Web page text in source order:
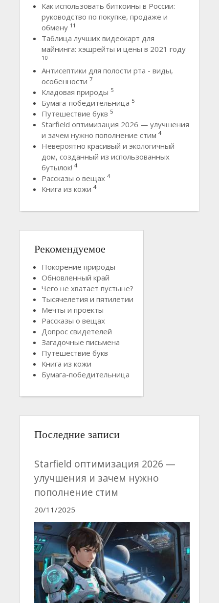
Как использовать биткоины в России:
руководство по покупке, продаже и
обмену 11
Таблица лучших видеокарт для
майнинга: хэшрейты и цены в 2021 году
10
Антисептики для полости рта - виды,
особенности 7
Кладовая природы 5
Бумага-победительница 5
Путешествие букв 5
Starfield оптимизация 2026 — улучшения
и зачем нужно пополнение стим 4
Невероятно красивый и экологичный
дом, созданный из использованных
бутылок! 4
Рассказы о вещах 4
Книга из кожи 4
Рекомендуемое
Покорение природы
Обновленный край
Чего не хватает пустыне?
Тысячелетия и пятилетии
Мечты и проекты
Рассказы о вещах
Допрос свидетелей
Загадочные письмена
Путешествие букв
Книга из кожи
Бумага-победительница
Последние записи
Starfield оптимизация 2026 —
улучшения и зачем нужно
пополнение стим
20/11/2025